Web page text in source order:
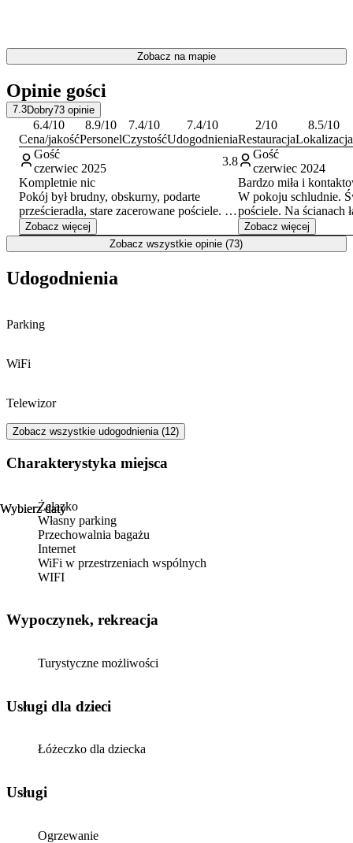
Zobacz na mapie
Opinie gości
7.3Dobry73 opinie
6.4/10
Cena/jakość
8.9/10
Personel
7.4/10
Czystość
7.4/10
Udogodnienia
2/10
Restauracja
8.5/10
Lokalizacja
Gość
czerwiec 2025
3.8
Kompletnie nic
Pokój był brudny, obskurny, podarte
prześcieradła, stare zacerowane pościele. W
kuchni śmierdziało zgnilizna. Brudne,
zalepione naczynia oraz szafki. Nie
używałam kuchni ze względu na syf i
polecam m!
Zobacz więcej
Gość
czerwiec 2024
Bardzo miła i
W pokoju schludnie.
pościele. Na ścianach
postaci namalowanych kwietnych
motywów. Nie można
środka - zepsuty
Zobacz więcej
Zobacz wszystkie opinie (73)
Wybierz daty
Wybierz daty
Udogodnienia
Parking
WiFi
Telewizor
Zobacz wszystkie udogodnienia (12)
Charakterystyka miejsca
Żelazko
Własny parking
Przechowalnia bagażu
Internet
WiFi w przestrzeniach wspólnych
WIFI
Wypoczynek, rekreacja
Turystyczne możliwości
usługi dla dzieci
Łóżeczko dla dziecka
Usługi
Ogrzewanie